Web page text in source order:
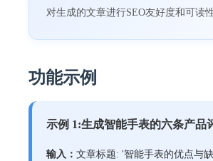
对生成的文章进行SEO友好度和可读
功能示例
示例 1:生成智能手表的六条产品
输入： 文章标题: '智能手表的优点与